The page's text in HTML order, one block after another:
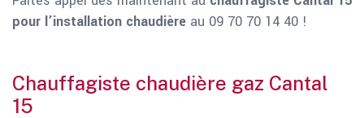
pour l’installation chaudière au 09 70 70 14 40 !
Chauffagiste chaudière gaz Cantal
15